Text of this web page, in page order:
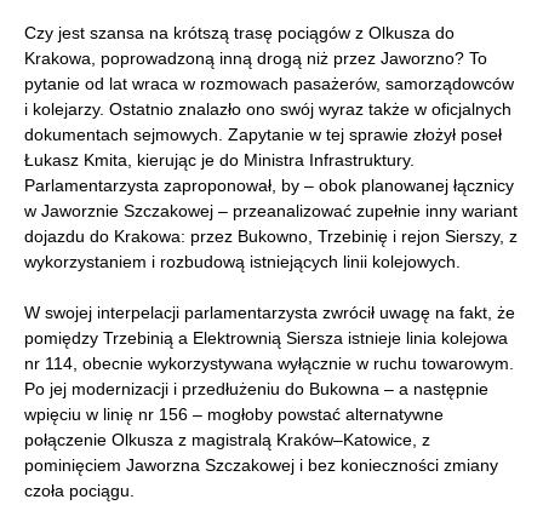
Czy jest szansa na krótszą trasę pociągów z Olkusza do
Krakowa, poprowadzoną inną drogą niż przez Jaworzno? To
pytanie od lat wraca w rozmowach pasażerów, samorządowców
i kolejarzy. Ostatnio znalazło ono swój wyraz także w oficjalnych
dokumentach sejmowych. Zapytanie w tej sprawie złożył poseł
Łukasz Kmita, kierując je do Ministra Infrastruktury.
Parlamentarzysta zaproponował, by – obok planowanej łącznicy
w Jaworznie Szczakowej – przeanalizować zupełnie inny wariant
dojazdu do Krakowa: przez Bukowno, Trzebinię i rejon Sierszy, z
wykorzystaniem i rozbudową istniejących linii kolejowych.
W swojej interpelacji parlamentarzysta zwrócił uwagę na fakt, że
pomiędzy Trzebinią a Elektrownią Siersza istnieje linia kolejowa
nr 114, obecnie wykorzystywana wyłącznie w ruchu towarowym.
Po jej modernizacji i przedłużeniu do Bukowna – a następnie
wpięciu w linię nr 156 – mogłoby powstać alternatywne
połączenie Olkusza z magistralą Kraków–Katowice, z
pominięciem Jaworzna Szczakowej i bez konieczności zmiany
czoła pociągu.